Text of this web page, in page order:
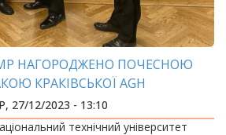
НАГОРОДЖЕНО ПОЧЕСНОЮ
КРАКІВСЬКОЇ AGH
27/12/2023 - 13:10
технічний університет